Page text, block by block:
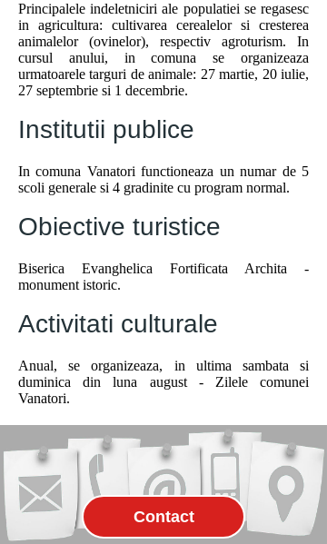
Principalele indeletniciri ale populatiei se regasesc
in agricultura: cultivarea cerealelor si cresterea
animalelor (ovinelor), respectiv agroturism. In
cursul anului, in comuna se organizeaza
urmatoarele targuri de animale: 27 martie, 20 iulie,
27 septembrie si 1 decembrie.
Institutii publice
In comuna Vanatori functioneaza un numar de 5
scoli generale si 4 gradinite cu program normal.
Obiective turistice
Biserica Evanghelica Fortificata Archita -
monument istoric.
Activitati culturale
Anual, se organizeaza, in ultima sambata si
duminica din luna august - Zilele comunei
Vanatori.